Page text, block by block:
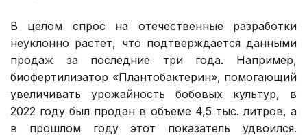
В целом спрос на отечественные разработки
неуклонно растет, что подтверждается данными
продаж за последние три года. Например,
биофертилизатор «Плантобактерин», помогающий
увеличивать урожайность бобовых культур, в
2022 году был продан в объеме 4,5 тыс. литров, а
в прошлом году этот показатель удвоился.